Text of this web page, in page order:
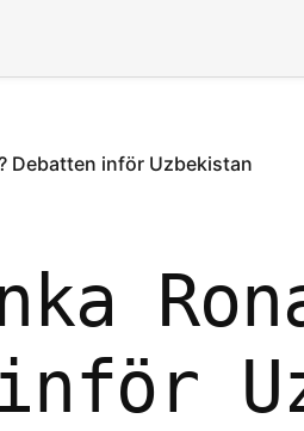
LAG
Debatten inför Uzbekistan